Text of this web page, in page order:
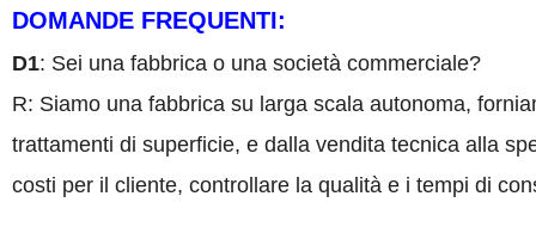
DOMANDE FREQUENTI:
D1: Sei una fabbrica o una società commerciale?
R: Siamouna fabbrica su larga scala autonoma,
trattamenti di superficie, e dalla vendita tecnica alla
costi per il cliente, controllare la qualità e i tempi di